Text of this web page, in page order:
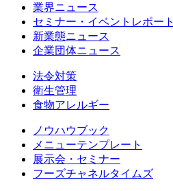
業界ニュース
セミナー・イベントレポート
新業態ニュース
企業団体ニュース
法令対策
衛生管理
食物アレルギー
ノウハウブック
メニューテンプレート
展示会・セミナー
フーズチャネルタイムズ